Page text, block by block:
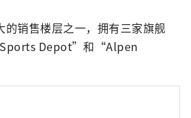
的销售楼层之一，拥有三家旗舰
Depot”和“Alpen